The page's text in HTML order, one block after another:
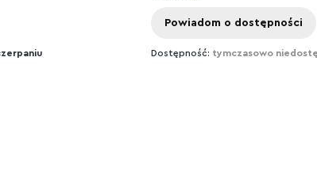
Powiadom o dostępności
Dostępność: tymczasowo